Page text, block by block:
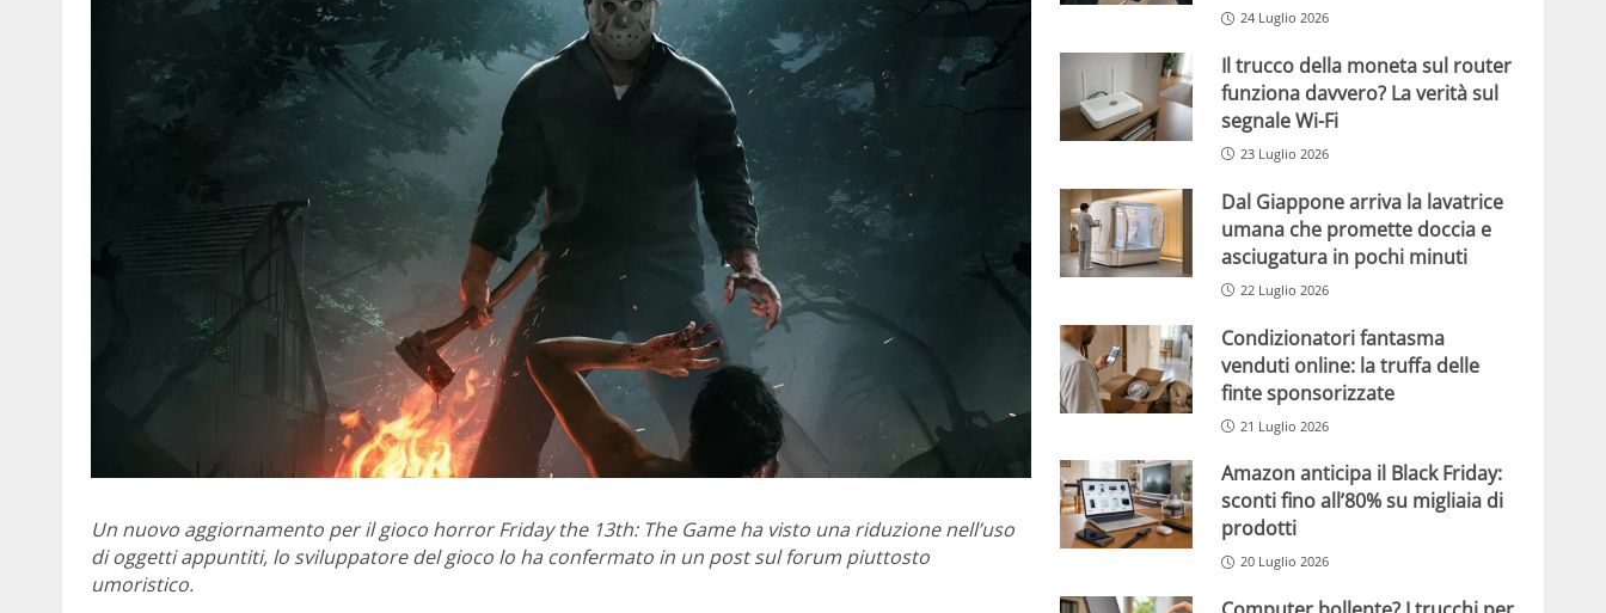
Un nuovo aggiornamento per il gioco horror Friday the 13th: The Game ha visto una riduzione nell’uso
di oggetti appuntiti, lo sviluppatore del gioco lo ha confermato in un post sul forum piuttosto
umoristico.
24 Luglio 2026
Il trucco della moneta sul router
funziona davvero? La verità sul
segnale Wi-Fi
23 Luglio 2026
Dal Giappone arriva la lavatrice
umana che promette doccia e
asciugatura in pochi minuti
22 Luglio 2026
Condizionatori fantasma
venduti online: la truffa delle
finte sponsorizzate
21 Luglio 2026
Amazon anticipa il Black Friday:
sconti fino all’80% su migliaia di
prodotti
20 Luglio 2026